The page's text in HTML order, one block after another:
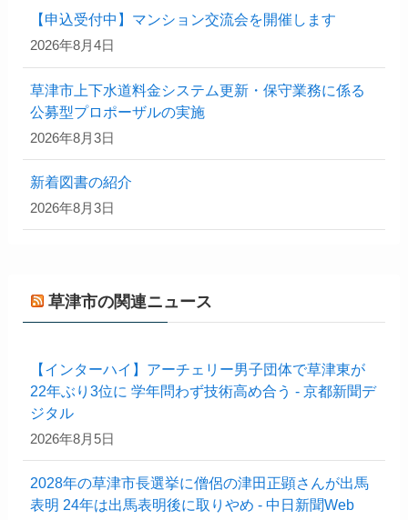
【申込受付中】マンション交流会を開催します
2026年8月4日
草津市上下水道料金システム更新・保守業務に係る
公募型プロポーザルの実施
2026年8月3日
新着図書の紹介
2026年8月3日
草津市の関連ニュース
【インターハイ】アーチェリー男子団体で草津東が
22年ぶり3位に 学年問わず技術高め合う - 京都新聞デ
ジタル
2026年8月5日
2028年の草津市長選挙に僧侶の津田正顕さんが出馬
表明 24年は出馬表明後に取りやめ - 中日新聞Web